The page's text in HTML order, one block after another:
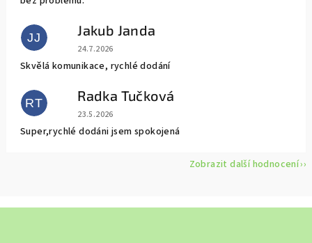
JJ Jakub Janda
Hodnocení obchodu je 5 z 5 hvězdiček.
24.7.2026
Skvělá komunikace, rychlé dodání
RT Radka Tučková
Hodnocení obchodu je 5 z 5 hvězdiček.
23.5.2026
Super,rychlé dodáni jsem spokojená
Zobrazit další hodnocení